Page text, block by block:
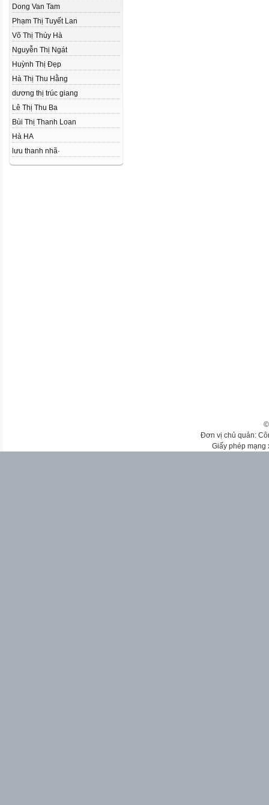
Dong Van Tam
Phạm Thị Tuyết Lan
Võ Thị Thúy Hà
Nguyễn Thị Ngát
Huỳnh Thị Đẹp
Hà Thị Thu Hằng
dương thị trúc giang
Lê Thị Thu Ba
Bùi Thị Thanh Loan
Hà HA
lưu thanh nhã·
Đơn vị chủ quản:
Giấy phép mạng